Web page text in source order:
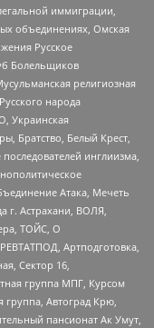
иммиграции,
объединениях, Омская
Русское
Болельщиков
религиозная
народа
Украинская
Братство, Белый Крест,
инглиизма,
Атака, Мечеть
г. Астрахани, ВОЛЯ,
ТОЙС, О
Артподготовка,
Сектор 16,
группа МПГ, Курсом
Автоград Крю,
пансионат Ак Умут,